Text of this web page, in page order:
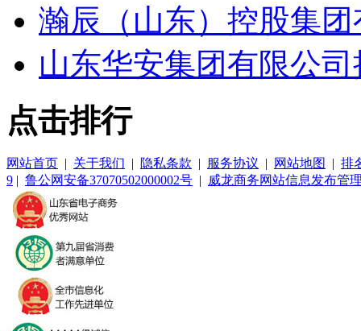
瀚辰（山东）控股集
山东华安集团有限公
点击排行
网站首页 | 关于我们 | 隐私条款 | 服务协议 | 网站地图 | 排
9 | 鲁公网安备37070502000002号 | 威龙商务网站信息发布管